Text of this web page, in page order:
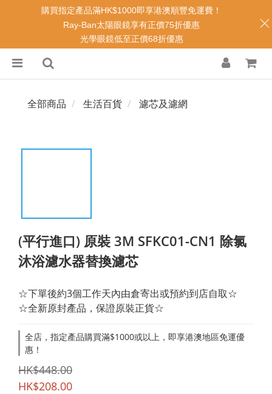
全部商品 生活百貨 濾芯及濾網
(平行進口) 原裝 3M SFKC01-CN1 除氯
沐浴濾水器替換濾芯
☆下單後約3個工作天內由倉寄出或預約到店自取☆
☆全新原封產品，保證原裝正貨☆
全店，指定產品購買滿$1000或以上，即享港澳地區免運優
惠！
HK$448.00
HK$208.00
購買指定產品滿HK$1000即享港澳順豐免運費！
Ray-Ban太陽眼鏡享有正價75折優惠
光學眼鏡低至正價68折優惠